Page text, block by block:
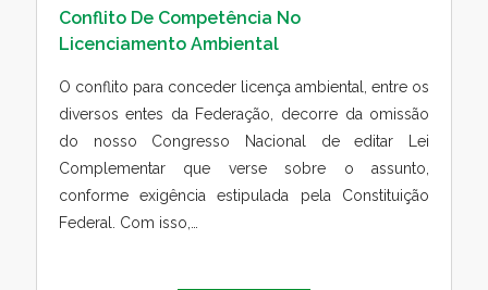
Conflito De Competência No
Licenciamento Ambiental
O conflito para conceder licença ambiental, entre os
diversos entes da Federação, decorre da omissão
do nosso Congresso Nacional de editar Lei
Complementar que verse sobre o assunto,
conforme exigência estipulada pela Constituição
Federal. Com isso,…